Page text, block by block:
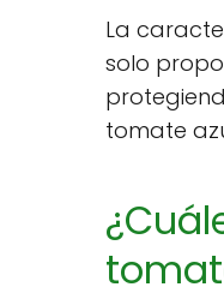
La
solo
tomate